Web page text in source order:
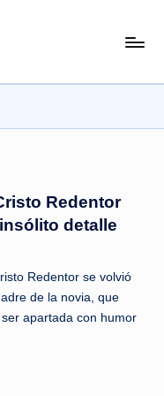
Redentor
detalle
Redentor se volvió
de la novia, que
apartada con humor